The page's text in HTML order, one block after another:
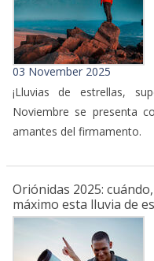
03 November 2025
¡Lluvias de estrellas,
Noviembre se presenta
amantes del firmamento.
Oriónidas 2025:
máximo esta lluvia de